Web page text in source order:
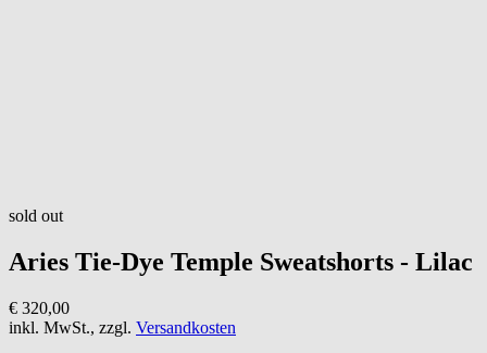
sold out
Aries Tie-Dye Temple Sweatshorts - Lilac
€ 320,00
inkl. MwSt., zzgl. Versandkosten